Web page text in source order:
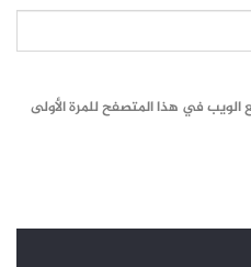
في هذا المتصفح للمرة الأولى